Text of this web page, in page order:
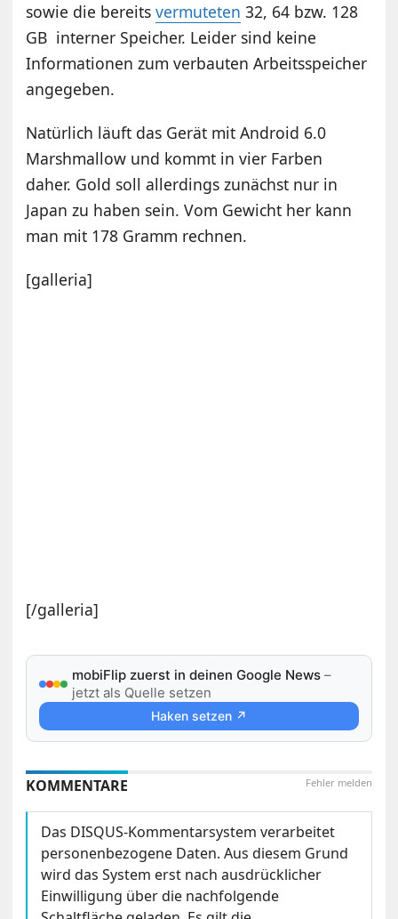
sowie die bereitsvermuteten 32, 64 bzw. 128
GB interner Speicher. Leider sind keine
Informationen zum verbauten Arbeitsspeicher
angegeben.
Natürlich läuft das Gerät mit Android 6.0
Marshmallow und kommt in vier Farben
daher. Gold soll allerdings zunächst nur in
Japan zu haben sein. Vom Gewicht her kann
man mit 178 Gramm rechnen.
[galleria]
[/galleria]
mobiFlip zuerst in deinen Google News –
jetzt als Quelle setzen
Haken setzen ↗
Fehler melden
KOMMENTARE
Das DISQUS-Kommentarsystem verarbeitet
personenbezogene Daten. Aus diesem Grund
wird das System erst nach ausdrücklicher
Einwilligung über die nachfolgende